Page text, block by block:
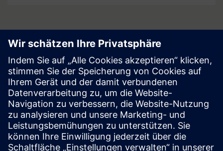
Follow
Press | Company | Siemens
© Siemens 1996 – 2026
Corporate Information